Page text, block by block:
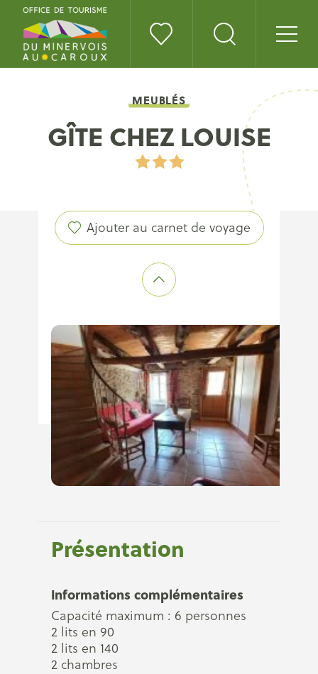
MEUBLÉS
GÎTE CHEZ LOUISE
Ajouter au carnet de voyage
Présentation
Informations complémentaires
Capacité maximum : 6 personnes
2 lits en 90
2 lits en 140
2 chambres